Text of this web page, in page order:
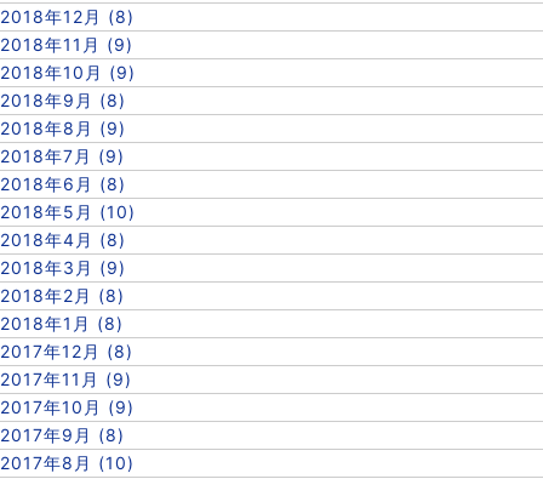
2018年12月 (8)
2018年11月 (9)
2018年10月 (9)
2018年9月 (8)
2018年8月 (9)
2018年7月 (9)
2018年6月 (8)
2018年5月 (10)
2018年4月 (8)
2018年3月 (9)
2018年2月 (8)
2018年1月 (8)
2017年12月 (8)
2017年11月 (9)
2017年10月 (9)
2017年9月 (8)
2017年8月 (10)